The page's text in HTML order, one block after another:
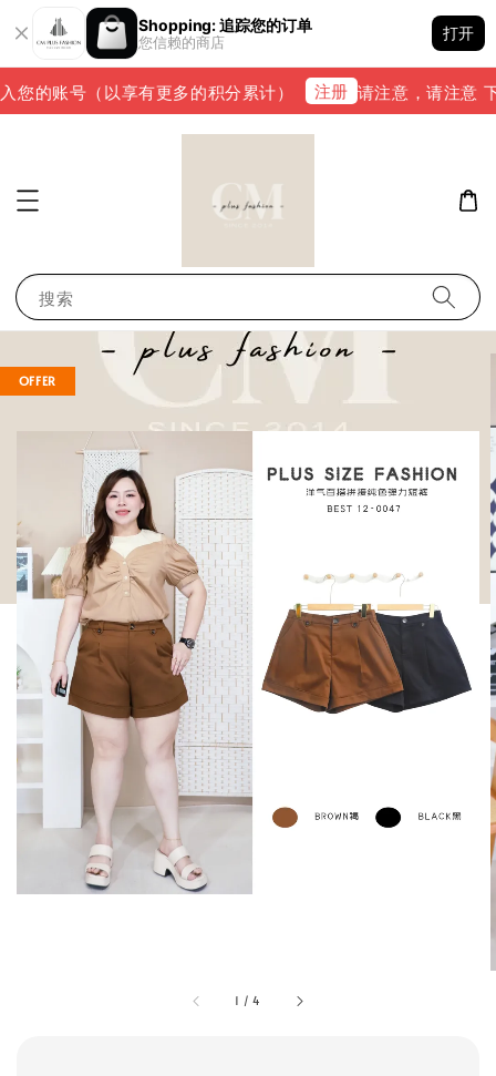
Shopping: 追踪您的订单
您信赖的商店
打开
的账号（以享有更多的积分累计） 注册 请注意，请注意
搜索
1 /4
OFFER